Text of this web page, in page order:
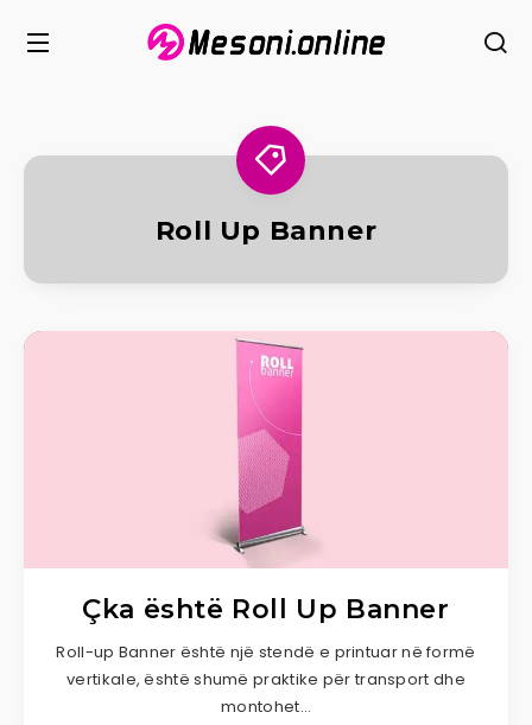
Roll Up Banner
Çka është Roll Up Banner
Roll-up Banner është një stendë e printuar në formë
vertikale, është shumë praktike për transport dhe
montohet…